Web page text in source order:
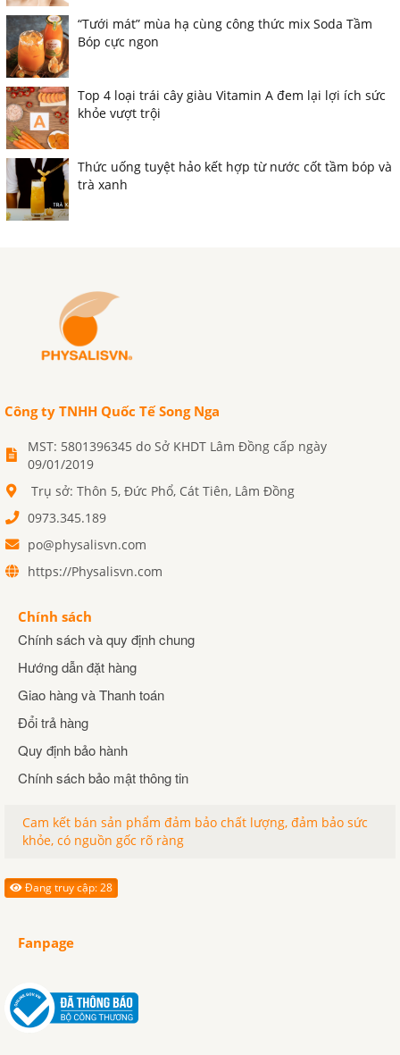
“Tưới mát” mùa hạ cùng công thức mix Soda Tầm
Bóp cực ngon
Top 4 loại trái cây giàu Vitamin A đem lại lợi ích sức
khỏe vượt trội
Thức uống tuyệt hảo kết hợp từ nước cốt tầm bóp và
trà xanh
Công ty TNHH Quốc Tế Song Nga
MST: 5801396345 do Sở KHDT Lâm Đồng cấp ngày
09/01/2019
Trụ sở: Thôn 5, Đức Phổ, Cát Tiên, Lâm Đồng
0973.345.189
po@physalisvn.com
https://Physalisvn.com
Chính sách
Chính sách và quy định chung
Hướng dẫn đặt hàng
Giao hàng và Thanh toán
Đổi trả hàng
Quy định bảo hành
Chính sách bảo mật thông tin
Cam kết bán sản phẩm đảm bảo chất lượng, đảm bảo sức
khỏe, có nguồn gốc rõ ràng
Đang truy cập: 28
Fanpage